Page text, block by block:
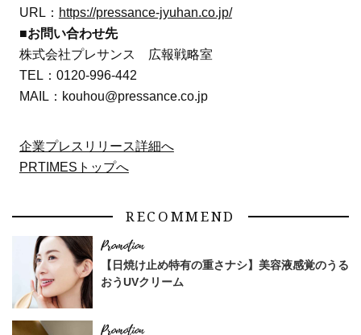
URL： https://pressance-jyuhan.co.jp/
■お問い合わせ先
株式会社プレサンス 広報戦略室
TEL：0120-996-442
MAIL：kouhou@pressance.co.jp
企業プレスリリース詳細へ
PRTIMESトップへ
RECOMMEND
【日焼け止め特有の重さナシ】美容液感覚のうる
おうUVクリーム